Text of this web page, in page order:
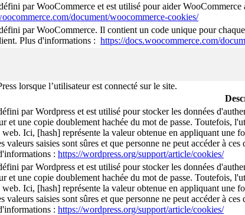
par WooCommerce et est utilisé pour aider
document/woocommerce-cookies/
par WooCommerce. Il contient un code unique pour
Plus d'informations : https://docs.woocommerce.com/
lorsque l’utilisateur est connecté sur le site.
par Wordpress et est utilisé pour stocker les données
et une copie doublement hachée du mot de passe. Toutefois,
Ici, [hash] représente la valeur obtenue en appliquant une
valeurs saisies sont sûres et que personne ne peut accéder à
: https://wordpress.org/support/article/cookies/
par Wordpress et est utilisé pour stocker les données
et une copie doublement hachée du mot de passe. Toutefois,
Ici, [hash] représente la valeur obtenue en appliquant une
valeurs saisies sont sûres et que personne ne peut accéder à
: https://wordpress.org/support/article/cookies/